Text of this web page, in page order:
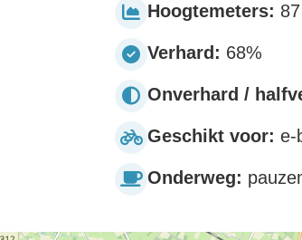
Hoogtemeters:
Verhard: 68%
Onverhard /
Geschikt voor: e-
Onderweg: